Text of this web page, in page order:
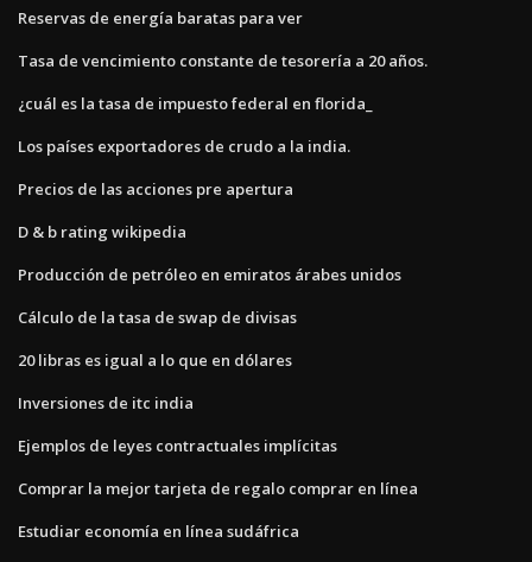
Reservas de energía baratas para ver
Tasa de vencimiento constante de tesorería a 20 años.
¿cuál es la tasa de impuesto federal en florida_
Los países exportadores de crudo a la india.
Precios de las acciones pre apertura
D & b rating wikipedia
Producción de petróleo en emiratos árabes unidos
Cálculo de la tasa de swap de divisas
20 libras es igual a lo que en dólares
Inversiones de itc india
Ejemplos de leyes contractuales implícitas
Comprar la mejor tarjeta de regalo comprar en línea
Estudiar economía en línea sudáfrica